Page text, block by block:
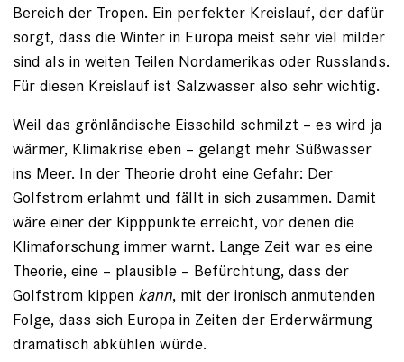
Bereich der Tropen. Ein perfekter Kreislauf, der dafür
sorgt, dass die Winter in Europa meist sehr viel milder
sind als in weiten Teilen Nordamerikas oder Russlands.
Für diesen Kreislauf ist Salzwasser also sehr wichtig.
Weil das grönländische Eisschild schmilzt – es wird ja
wärmer, Klimakrise eben – gelangt mehr Süßwasser
ins Meer. In der Theorie droht eine Gefahr: Der
Golfstrom erlahmt und fällt in sich zusammen. Damit
wäre einer der Kipppunkte erreicht, vor denen die
Klimaforschung immer warnt. Lange Zeit war es eine
Theorie, eine – plausible – Befürchtung, dass der
Golfstrom kippen kann, mit der ironisch anmutenden
Folge, dass sich Europa in Zeiten der Erderwärmung
dramatisch abkühlen würde.